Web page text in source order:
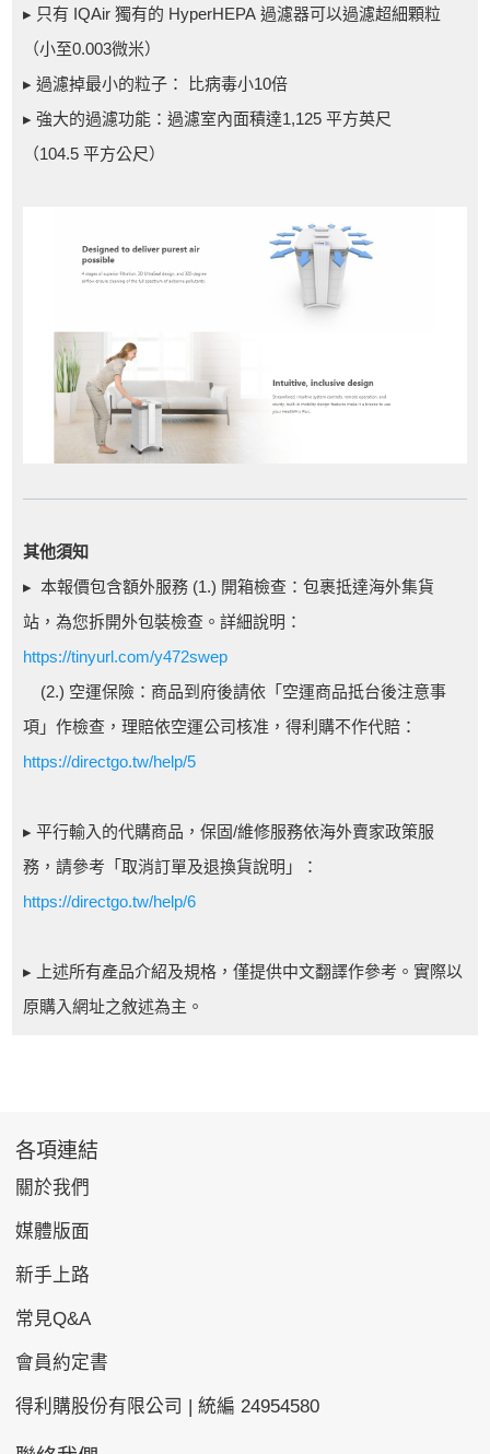
▸ 只有 IQAir 獨有的 HyperHEPA 過濾器可以過濾超細顆粒
（小至0.003微米）
▸ 過濾掉最小的粒子： 比病毒小10倍
▸ 強大的過濾功能：過濾室內面積達1,125 平方英尺
（104.5 平方公尺）
其他須知
▸ 本報價包含額外服務 (1.) 開箱檢查：包裹抵達海外集貨
站，為您拆開外包裝檢查。詳細說明：
https://tinyurl.com/y472swep
(2.) 空運保險：商品到府後請依「空運商品抵台後注意事
項」作檢查，理賠依空運公司核准，得利購不作代賠：
https://directgo.tw/help/5
▸ 平行輸入的代購商品，保固/維修服務依海外賣家政策服
務，請參考「取消訂單及退換貨說明」：
https://directgo.tw/help/6
▸ 上述所有產品介紹及規格，僅提供中文翻譯作參考。實際以
原購入網址之敘述為主。
各項連結
關於我們
媒體版面
新手上路
常見Q&A
會員約定書
得利購股份有限公司 | 統編 24954580